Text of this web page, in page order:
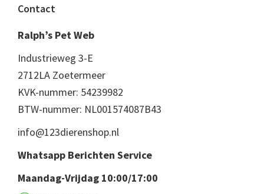
Footer
Contact
Ralph’s Pet Web
Industrieweg 3-E
2712LA Zoetermeer
KVK-nummer: 54239982
BTW-nummer: NL001574087B43
info@123dierenshop.nl
Whatsapp Berichten Service
Maandag-Vrijdag 10:00/17:00